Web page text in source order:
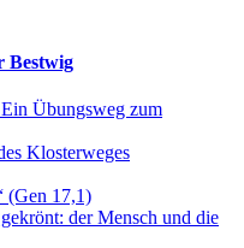
Bestwig
Übungsweg zum
Klosterweges
(Gen 17,1)
der Mensch und die